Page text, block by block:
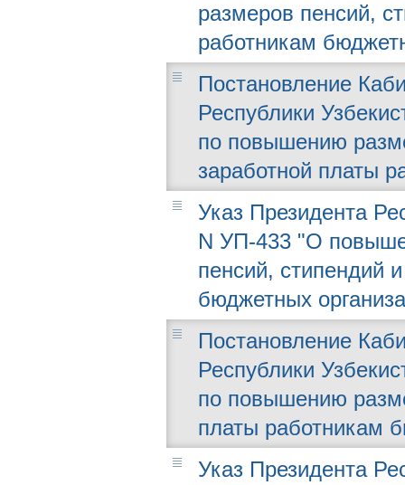
размеров пенсий,
работникам
Постановление
Республики
по повышению
заработной платы
Указ Президента
N УП-433 "О
пенсий, стипендий
бюджетных
Постановление
Республики
по повышению
платы работникам
Указ Президента